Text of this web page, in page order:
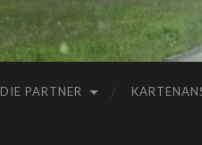
DIE PARTNER